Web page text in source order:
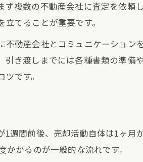
の流れ
グを知る
さえる
ること
イント
複数の不動産会社に査定を依頼
てることが重要です。
動産会社とコミュニケーション
き渡しまでには各種書類の準備
です。
週間前後、売却活動自体は1ヶ月
かるのが一般的な流れです。